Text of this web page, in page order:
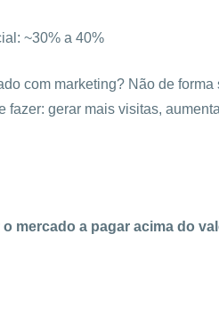
~30% a 40%
com marketing? Não de
fazer: gerar mais visitas,
mercado a pagar acima do